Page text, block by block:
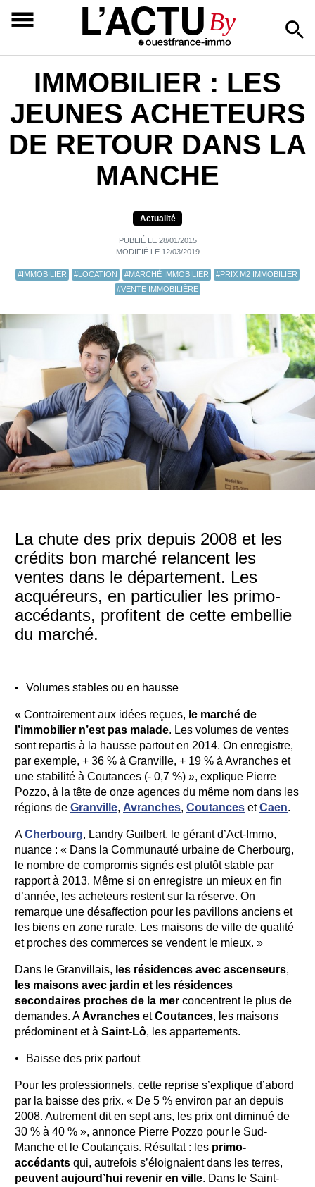
L’ACTUBy
IMMOBILIER : LES
JEUNES ACHETEURS
DE RETOUR DANS LA
MANCHE
Actualité
PUBLIÉ LE 28/01/2015
MODIFIÉ LE 12/03/2019
#IMMOBILIER #LOCATION #MARCHÉ IMMOBILIER
#PRIX M2 IMMOBILIER
#VENTE IMMOBILIÈRE
La chute des prix depuis 2008 et les
crédits bon marché relancent les
ventes dans le département. Les
acquéreurs, en particulier les primo-
accédants, profitent de cette embellie
du marché.
Volumes stables ou en hausse
« Contrairement aux idées reçues, le marché de
l’immobilier n’est pas malade. Les volumes de ventes
sont repartis à la hausse partout en 2014. On enregistre,
par exemple, + 36 % à Granville, + 19 % à Avranches et
une stabilité à Coutances (- 0,7 %) », explique Pierre
Pozzo, à la tête de onze agences du même nom dans les
régions de Granville, Avranches, Coutances etCaen.
ACherbourg, Landry Guilbert, le gérant d’Act-Immo,
nuance : « Dans la Communauté urbaine de Cherbourg,
le nombre de compromis signés est plutôt stable par
rapport à 2013. Même si on enregistre un mieux en fin
d’année, les acheteurs restent sur la réserve. On
remarque une désaffection pour les pavillons anciens et
les biens en zone rurale. Les maisons de ville de qualité
et proches des commerces se vendent le mieux. »
Dans le Granvillais, les résidences avec ascenseurs,
les maisons avec jardin et les résidences
secondaires proches de la mer concentrent le plus de
demandes. AAvranches etCoutances, les maisons
prédominent et à Saint-Lô, les appartements.
Baisse des prix partout
Pour les professionnels, cette reprise s’explique d’abord
par la baisse des prix. « De 5 % environ par an depuis
2008. Autrement dit en sept ans, les prix ont diminué de
30 % à 40 % », annonce Pierre Pozzo pour le Sud-
Manche et le Coutançais. Résultat : les primo-
accédants qui, autrefois s’éloignaient dans les terres,
peuvent aujourd’hui revenir en ville. Dans le Saint-